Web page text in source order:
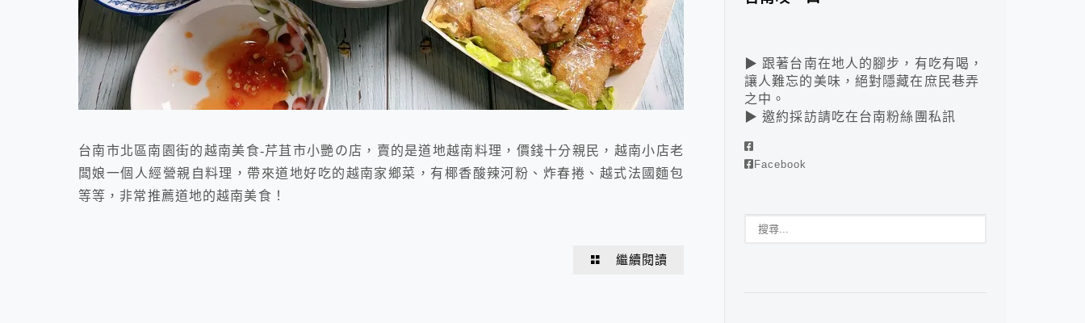
台南市北區南園街的越南美食-芹苴市小艷の店，賣的是道地越南料理，價錢十分親民，越南小店老
闆娘一個人經營親自料理，帶來道地好吃的越南家鄉菜，有椰香酸辣河粉、炸春捲、越式法國麵包
等等，非常推薦道地的越南美食！
繼續閱讀
▶ 跟著台南在地人的腳步，有吃有喝，
讓人難忘的美味，絕對隱藏在庶民巷弄
之中。
▶ 邀約採訪請吃在台南粉絲團私訊
Facebook